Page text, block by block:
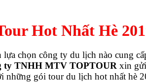
Hot Nhất Hè
chọn công ty du lịch nào cung
ty TNHH MTV TOPTOUR xin
những gói tour du lịch hot nhất hè